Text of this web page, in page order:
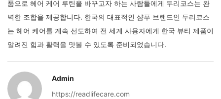
품으로 헤어 케어 루틴을 바꾸고자 하는 사람들에게 두리코스는 완
벽한 조합을 제공합니다. 한국의 대표적인 샴푸 브랜드인 두리코스
는 헤어 케어를 계속 선도하여 전 세계 사용자에게 한국 뷰티 제품이
알려진 힘과 활력을 맛볼 수 있도록 준비되었습니다.
Admin
https://readlifecare.com